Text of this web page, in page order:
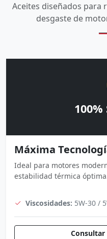
Aceites diseñados para
desgaste de
Máxima
Ideal para motores
estabilidad térmica
Viscosidades: 5W-30 /